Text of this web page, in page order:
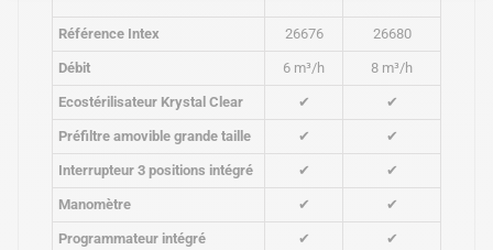
Référence Intex 26676 26680
Débit 6 m³/h 8 m³/h
Ecostérilisateur Krystal Clear ✔ ✔
Préfiltre amovible grande taille ✔ ✔
Interrupteur 3 positions intégré ✔ ✔
Manomètre ✔ ✔
Programmateur intégré ✔ ✔